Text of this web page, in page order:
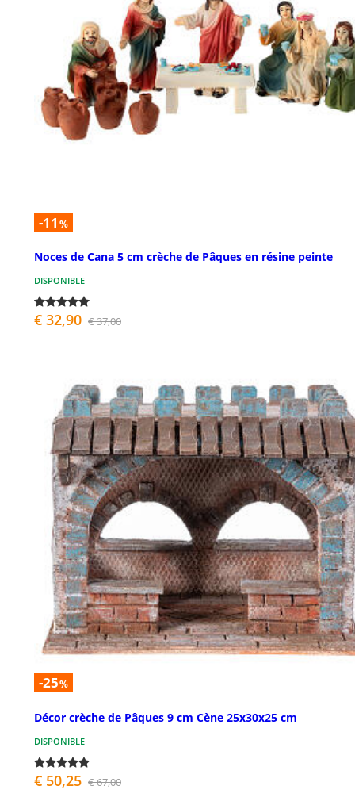
-11 %
Noces de Cana 5 cm crèche de Pâques en résine peinte
DISPONIBLE
€ 32,90 € 37,00
-25%
Décor crèche de Pâques 9 cm Cène 25x30x25 cm
DISPONIBLE
€ 50,25 € 67,00